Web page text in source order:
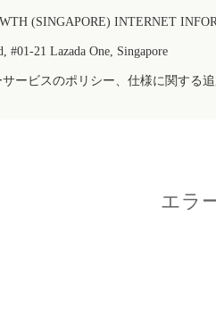
(SINGAPORE) INTERNET
#01-21 Lazada One, Singapore
ービスのポリシー、仕様に関する
エラ